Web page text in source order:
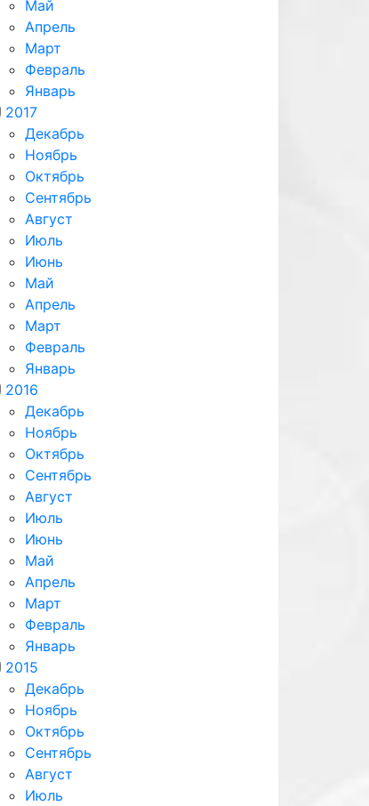
Май
Апрель
Март
Февраль
Январь
2017
Декабрь
Ноябрь
Октябрь
Сентябрь
Август
Июль
Июнь
Май
Апрель
Март
Февраль
Январь
2016
Декабрь
Ноябрь
Октябрь
Сентябрь
Август
Июль
Июнь
Май
Апрель
Март
Февраль
Январь
2015
Декабрь
Ноябрь
Октябрь
Сентябрь
Август
Июль